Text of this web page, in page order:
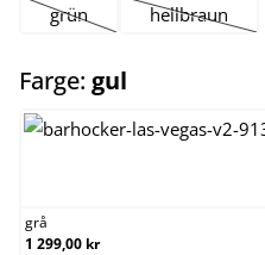
grün
(Dette alternativet er
hellbraun
(Dette
Farge: gul
grå
1 299,00 kr